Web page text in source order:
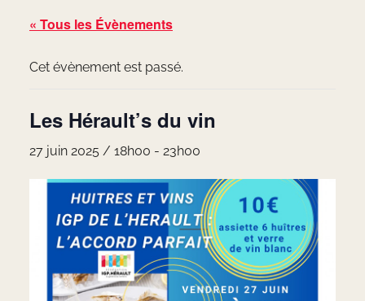
« Tous les Évènements
Cet évènement est passé.
Les Hérault’s du vin
27 juin 2025 / 18h00 - 23h00